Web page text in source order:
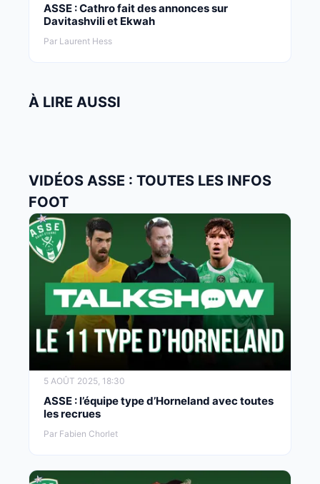
ASSE : Cathro fait des annonces sur
Davitashvili et Ekwah
Par Laurent Hess
À LIRE AUSSI
VIDÉOS ASSE : TOUTES LES INFOS
FOOT
5 AOÛT 2025, 18:30
ASSE : l’équipe type d’Horneland avec toutes
les recrues
Par Fabien Chorlet